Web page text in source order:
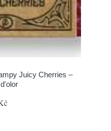
Juicy Cherries –